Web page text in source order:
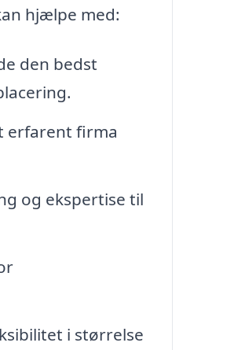
hjælpe med:
den bedst
erfarent firma
og ekspertise til
i størrelse